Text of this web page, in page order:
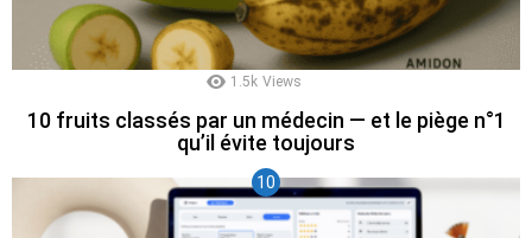
1.5k Views
10 fruits classés par un médecin — et le piège n°1
qu’il évite toujours